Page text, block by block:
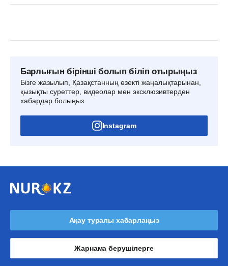
Барлығын бірінші болып біліп отырыңыз
Бізге жазылып, Қазақстанның өзекті жаңалықтарынан,
қызықты суреттер, видеолар мен эксклюзивтерден
хабардар болыңыз.
Instagram
Ақау туралы хабарлаңыз
Жарнама берушілерге